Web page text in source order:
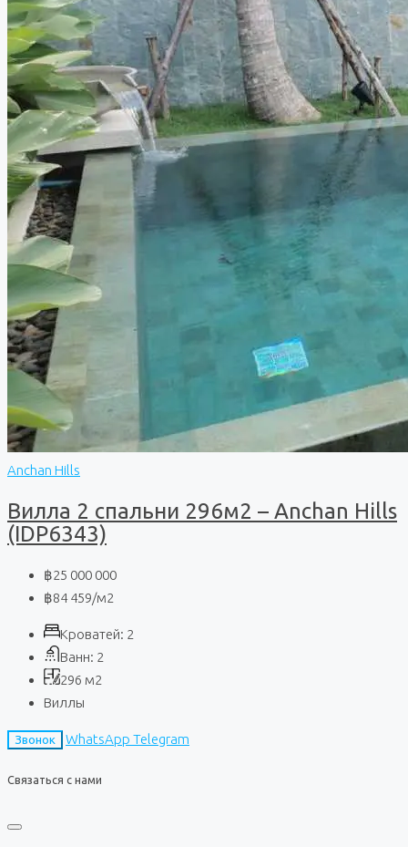
Anchan Hills
Вилла 2 спальни 296м2 – Anchan Hills
(IDP6343)
฿25 000 000
฿84 459/м2
Кроватей: 2
Ванн: 2
296 м2
Виллы
Звонок WhatsApp Telegram
Связаться с нами